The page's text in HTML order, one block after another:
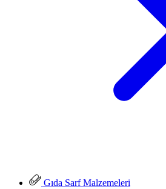
Gıda Sarf Malzemeleri